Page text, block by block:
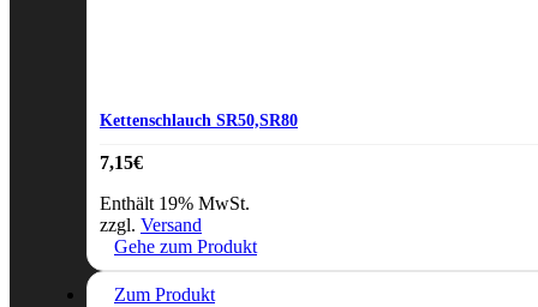
Kettenschlauch SR50,SR80
7,15€
Enthält 19% MwSt.
zzgl. Versand
Gehe zum Produkt
Zum Produkt